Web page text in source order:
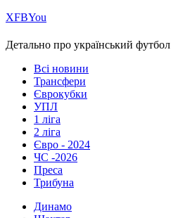
ХFBYou
Детально про український футбол
Всі новини
Трансфери
Єврокубки
УПЛ
1 ліга
2 ліга
Євро - 2024
ЧС -2026
Преса
Трибуна
Динамо